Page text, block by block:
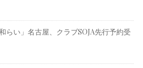
らい」名古屋、クラブSOJA先行予約受